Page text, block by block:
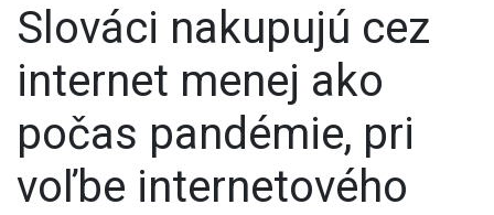
Slováci nakupujú cez
internet menej ako
počas pandémie, pri
voľbe internetového